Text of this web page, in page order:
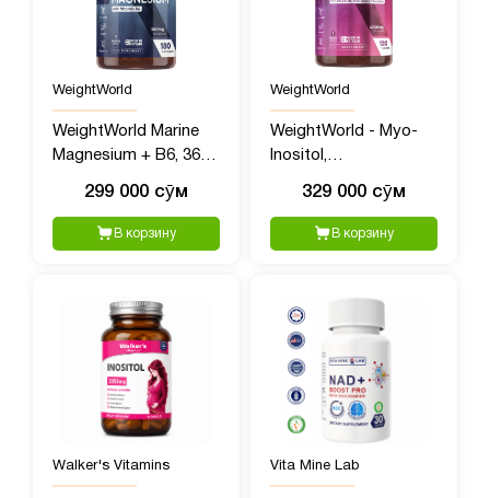
WeightWorld
WeightWorld Marine
Magnesium + B6, 360
299 000 сӯм
В корзину
WeightWorld
WeightWorld - Myo-
Inositol,
Инозитолом, 4000 мг,
120 таблеток
329 000 сӯм
В корзину
Walker's Vitamins Vita Mine Lab